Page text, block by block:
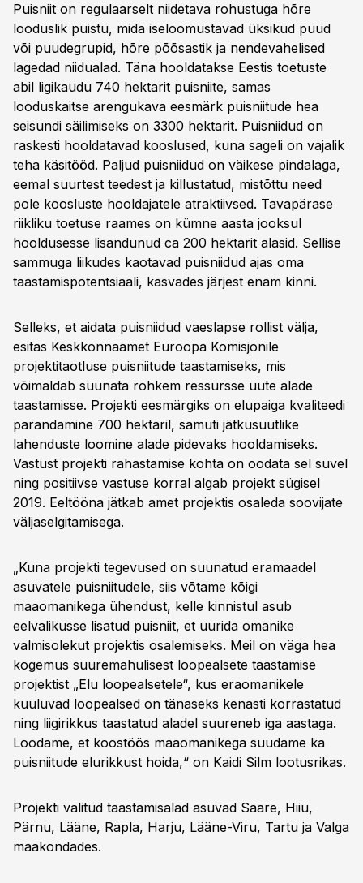
Puisniit on regulaarselt niidetava rohustuga hõre
looduslik puistu, mida iseloomustavad üksikud puud
või puudegrupid, hõre põõsastik ja nendevahelised
lagedad niidualad. Täna hooldatakse Eestis toetuste
abil ligikaudu 740 hektarit puisniite, samas
looduskaitse arengukava eesmärk puisniitude hea
seisundi säilimiseks on 3300 hektarit. Puisniidud on
raskesti hooldatavad kooslused, kuna sageli on vajalik
teha käsitööd. Paljud puisniidud on väikese pindalaga,
eemal suurtest teedest ja killustatud, mistõttu need
pole koosluste hooldajatele atraktiivsed. Tavapärase
riikliku toetuse raames on kümne aasta jooksul
hooldusesse lisandunud ca 200 hektarit alasid. Sellise
sammuga liikudes kaotavad puisniidud ajas oma
taastamispotentsiaali, kasvades järjest enam kinni.
Selleks, et aidata puisniidud vaeslapse rollist välja,
esitas Keskkonnaamet Euroopa Komisjonile
projektitaotluse puisniitude taastamiseks, mis
võimaldab suunata rohkem ressursse uute alade
taastamisse. Projekti eesmärgiks on elupaiga kvaliteedi
parandamine 700 hektaril, samuti jätkusuutlike
lahenduste loomine alade pidevaks hooldamiseks.
Vastust projekti rahastamise kohta on oodata sel suvel
ning positiivse vastuse korral algab projekt sügisel
2019. Eeltööna jätkab amet projektis osaleda soovijate
väljaselgitamisega.
„Kuna projekti tegevused on suunatud eramaadel
asuvatele puisniitudele, siis võtame kõigi
maaomanikega ühendust, kelle kinnistul asub
eelvalikusse lisatud puisniit, et uurida omanike
valmisolekut projektis osalemiseks. Meil on väga hea
kogemus suuremahulisest loopealsete taastamise
projektist „Elu loopealsetele“, kus eraomanikele
kuuluvad loopealsed on tänaseks kenasti korrastatud
ning liigirikkus taastatud aladel suureneb iga aastaga.
Loodame, et koostöös maaomanikega suudame ka
puisniitude elurikkust hoida,“ on Kaidi Silm lootusrikas.
Projekti valitud taastamisalad asuvad Saare, Hiiu,
Pärnu, Lääne, Rapla, Harju, Lääne-Viru, Tartu ja Valga
maakondades.